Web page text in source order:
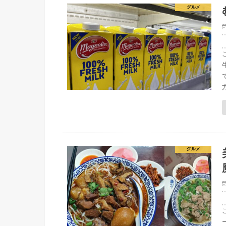
グルメ
グルメ